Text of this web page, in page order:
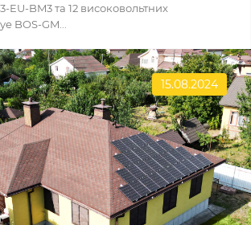
EU-BM3 та 12 високовольтних
BOS-GM...
15.08.2024